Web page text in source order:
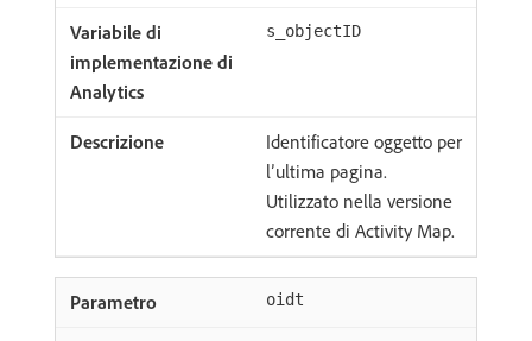
s_objectID
Identificatore oggetto per
l’ultima pagina.
Utilizzato nella versione
corrente di Activity Map.
oidt